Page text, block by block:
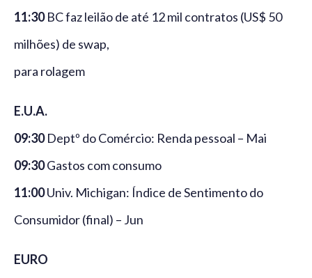
11:30BC faz leilão de até 12 mil contratos (US$ 50
milhões) de swap,
para rolagem
E.U.A.
09:30Deptº do Comércio: Renda pessoal – Mai
09:30Gastos com consumo
11:00Univ. Michigan: Índice de Sentimento do
Consumidor (final) – Jun
EURO